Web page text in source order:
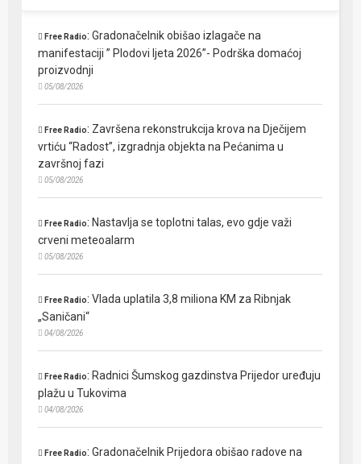
Free Radio:Gradonačelnik obišao izlagače na
manifestaciji ” Plodovi ljeta 2026”- Podrška domaćoj
proizvodnji
05/08/2026
Free Radio: Završena rekonstrukcija krova na Dječijem
vrtiću “Radost”, izgradnja objekta na Pećanima u
završnoj fazi
05/08/2026
Free Radio: Nastavlja se toplotni talas, evo gdje važi
crveni meteoalarm
05/08/2026
Free Radio:Vlada uplatila 3,8 miliona KM za Ribnjak
„Saničani“
04/08/2026
Free Radio: Radnici Šumskog gazdinstva Prijedor uređuju
plažu u Tukovima
04/08/2026
Free Radio:Gradonačelnik Prijedora obišao radove na